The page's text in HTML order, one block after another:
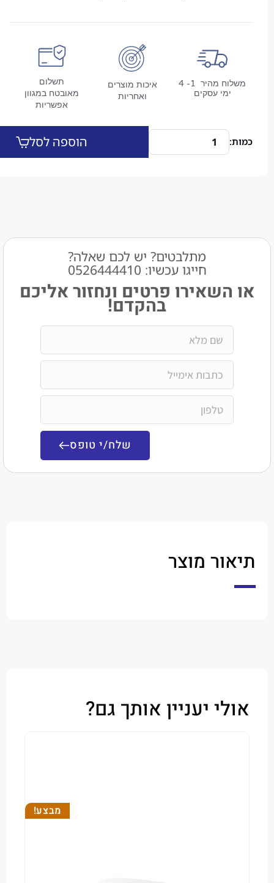
משלוח מהיר 1- 4
איכות מוצרים
תשלום
מאובטח במגוון
הוספה לסל
מתלבטים? יש לכם שאלה?
חייגו עכשיו: 0526444410​
פרטים ונחזור אליכם
בהקדם!
שלח/י טופס
מוצר
יעניין אותך גם?